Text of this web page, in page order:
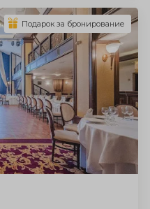
Подарок за бронирование